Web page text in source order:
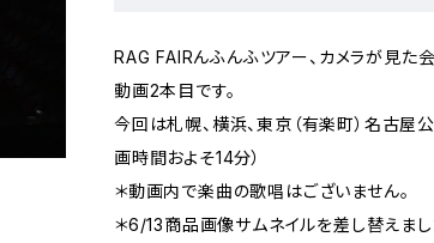
RAG FAIRんふんふツアー、カメラが見た
動画2本目です。
今回は札幌、横浜、東京（有楽町）名古屋
画時間およそ14分）
＊動画内で楽曲の歌唱はございません。
＊6/13商品画像サムネイルを差し替えまし